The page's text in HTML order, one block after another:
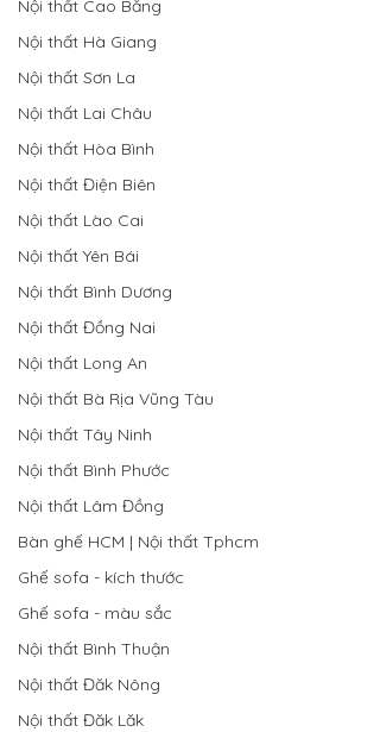
Nội thất Cao Bằng
Nội thất Hà Giang
Nội thất Sơn La
Nội thất Lai Châu
Nội thất Hòa Bình
Nội thất Điện Biên
Nội thất Lào Cai
Nội thất Yên Bái
Nội thất Bình Dương
Nội thất Đồng Nai
Nội thất Long An
Nội thất Bà Rịa Vũng Tàu
Nội thất Tây Ninh
Nội thất Bình Phước
Nội thất Lâm Đồng
Bàn ghế HCM | Nội thất Tphcm
Ghế sofa - kích thước
Ghế sofa - màu sắc
Nội thất Bình Thuận
Nội thất Đăk Nông
Nội thất Đăk Lăk